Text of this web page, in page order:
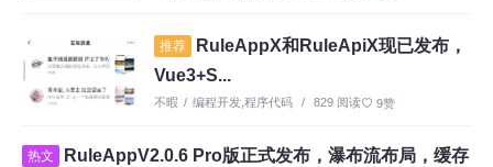
推荐
RuleAppX和RuleApiX现已发布，
Vue3+S...
不暇 / 编程开发 程序代码 / 829 阅读 9赞
热文
RuleAppV2.0.6 Pro版正式发布，瀑布流布局，缓存